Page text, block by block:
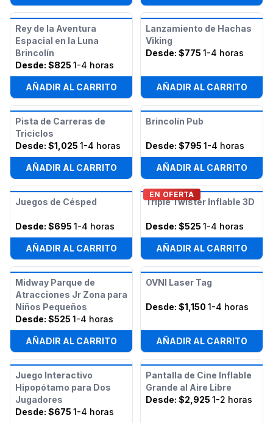
Rey de la Aventura
Espacial en la Luna
Brincolín
Desde: $825 1-4 horas
AÑADIR AL CARRITO
Lanzamiento de Hachas
Viking
Desde: $775 1-4 horas
AÑADIR AL CARRITO
Pista de Carreras de
Triciclos
Desde: $1,025 1-4 horas
AÑADIR AL CARRITO
Brincolín Pub
Desde: $795 1-4 horas
AÑADIR AL CARRITO
Juegos de Césped
Desde: $695 1-4 horas
AÑADIR AL CARRITO
EN OFERTA
Triple Twister Inflable 3D
Desde: $525 1-4 horas
AÑADIR AL CARRITO
Midway Parque de
Atracciones Jr Zona para
Niños Pequeños
Desde: $525 1-4 horas
AÑADIR AL CARRITO
OVNI Laser Tag
Desde: $1,150 1-4 horas
AÑADIR AL CARRITO
Juego Interactivo
Hipopótamo para Dos
Jugadores
Desde: $675 1-4 horas
Pantalla de Cine Inflable
Grande al Aire Libre
Desde: $2,925 1-2 horas